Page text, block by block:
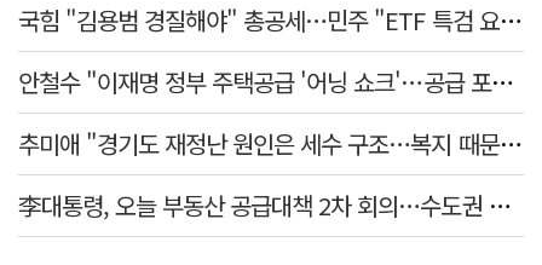
국힘 "김용범 경질해야" 총공세…민주 "ETF 특검 요구는 마타도어"
안철수 "이재명 정부 주택공급 '어닝 쇼크'…공급 포기한 대통령"
추미애 "경기도 재정난 원인은 세수 구조…복지 때문 아냐"
李대통령, 오늘 부동산 공급대책 2차 회의…수도권 공급안 논의